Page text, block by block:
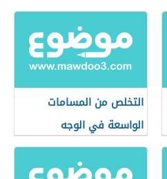
التخلص من المسامات
الواسعة في الوجه